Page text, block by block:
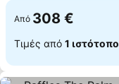
Από 308 €
Τιμές από 1 ιστότοπο